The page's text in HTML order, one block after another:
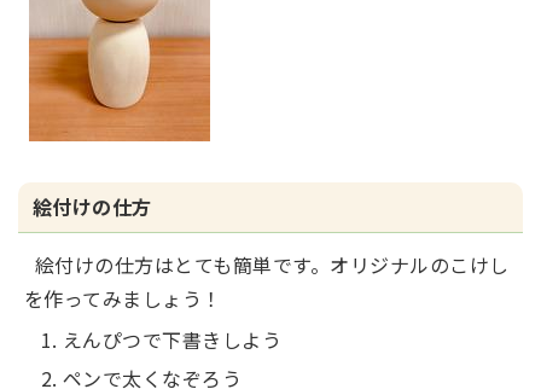
絵付けの仕方
絵付けの仕方はとても簡単です。オリジナルのこけし
を作ってみましょう！
えんぴつで下書きしよう
ペンで太くなぞろう